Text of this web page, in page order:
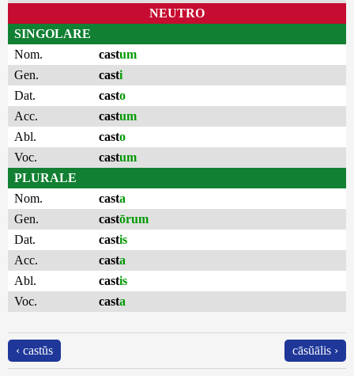
NEUTRO
SINGOLARE
Nom.
castum
Gen.
casti
Dat.
casto
Acc.
castum
Abl.
casto
Voc.
castum
PLURALE
Nom.
casta
Gen.
castōrum
Dat.
castis
Acc.
casta
Abl.
castis
Voc.
casta
‹ castŭs cāsŭālis ›